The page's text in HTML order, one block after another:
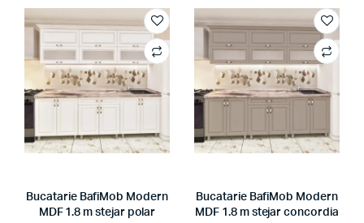
Bucatarie BafiMob Modern
MDF 1.8 m stejar polar
Bucatarie BafiMob Modern
MDF 1.8 m stejar concordia